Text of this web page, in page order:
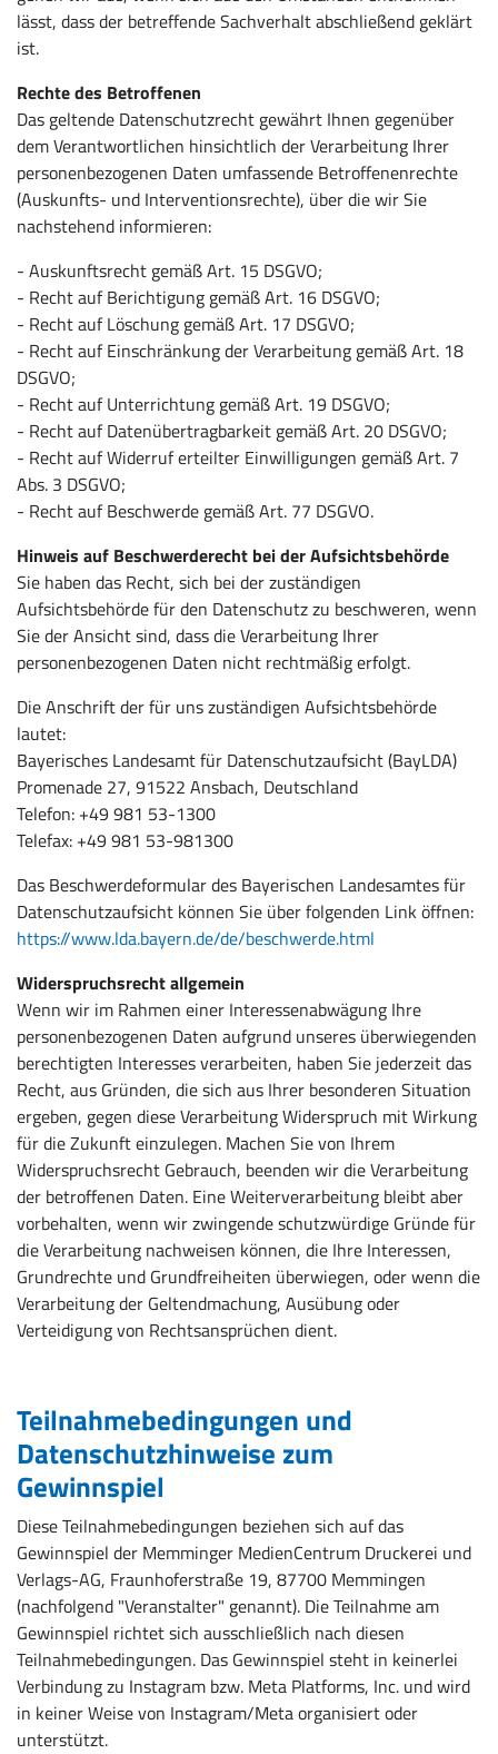
lässt, dass der betreffende Sachverhalt abschließend geklärt
ist.
Rechte des Betroffenen
Das geltende Datenschutzrecht gewährt Ihnen gegenüber
dem Verantwortlichen hinsichtlich der Verarbeitung Ihrer
personenbezogenen Daten umfassende Betroffenenrechte
(Auskunfts- und Interventionsrechte), über die wir Sie
nachstehend informieren:
- Auskunftsrecht gemäß Art. 15 DSGVO;
- Recht auf Berichtigung gemäß Art. 16 DSGVO;
- Recht auf Löschung gemäß Art. 17 DSGVO;
- Recht auf Einschränkung der Verarbeitung gemäß Art. 18
DSGVO;
- Recht auf Unterrichtung gemäß Art. 19 DSGVO;
- Recht auf Datenübertragbarkeit gemäß Art. 20 DSGVO;
- Recht auf Widerruf erteilter Einwilligungen gemäß Art. 7
Abs. 3 DSGVO;
- Recht auf Beschwerde gemäß Art. 77 DSGVO.
Hinweis auf Beschwerderecht bei der Aufsichtsbehörde
Sie haben das Recht, sich bei der zuständigen
Aufsichtsbehörde für den Datenschutz zu beschweren, wenn
Sie der Ansicht sind, dass die Verarbeitung Ihrer
personenbezogenen Daten nicht rechtmäßig erfolgt.
Die Anschrift der für uns zuständigen Aufsichtsbehörde
lautet:
Bayerisches Landesamt für Datenschutzaufsicht (BayLDA)
Promenade 27, 91522 Ansbach, Deutschland
Telefon: +49 981 53-1300
Telefax: +49 981 53-981300
Das Beschwerdeformular des Bayerischen Landesamtes für
Datenschutzaufsicht können Sie über folgenden Link öffnen:
https://www.lda.bayern.de/de/beschwerde.html
Widerspruchsrecht allgemein
Wenn wir im Rahmen einer Interessenabwägung Ihre
personenbezogenen Daten aufgrund unseres überwiegenden
berechtigten Interesses verarbeiten, haben Sie jederzeit das
Recht, aus Gründen, die sich aus Ihrer besonderen Situation
ergeben, gegen diese Verarbeitung Widerspruch mit Wirkung
für die Zukunft einzulegen. Machen Sie von Ihrem
Widerspruchsrecht Gebrauch, beenden wir die Verarbeitung
der betroffenen Daten. Eine Weiterverarbeitung bleibt aber
vorbehalten, wenn wir zwingende schutzwürdige Gründe für
die Verarbeitung nachweisen können, die Ihre Interessen,
Grundrechte und Grundfreiheiten überwiegen, oder wenn die
Verarbeitung der Geltendmachung, Ausübung oder
Verteidigung von Rechtsansprüchen dient.
Teilnahmebedingungen und
Datenschutzhinweise zum
Gewinnspiel
Diese Teilnahmebedingungen beziehen sich auf das
Gewinnspiel der Memminger MedienCentrum Druckerei und
Verlags-AG, Fraunhoferstraße 19, 87700 Memmingen
(nachfolgend "Veranstalter" genannt). Die Teilnahme am
Gewinnspiel richtet sich ausschließlich nach diesen
Teilnahmebedingungen. Das Gewinnspiel steht in keinerlei
Verbindung zu Instagram bzw. Meta Platforms, Inc. und wird
in keiner Weise von Instagram/Meta organisiert oder
unterstützt.